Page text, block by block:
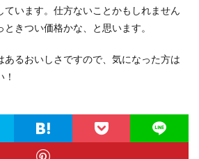
ています。仕方ないことかもしれません
きつい価格かな、と思います。
あるおいしさですので、気になった方は